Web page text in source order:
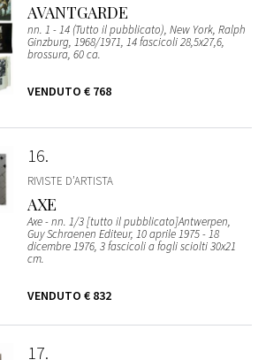
AVANTGARDE
nn. 1 - 14 (Tutto il pubblicato), New York, Ralph
Ginzburg, 1968/1971, 14 fascicoli 28,5x27,6,
brossura, 60 ca.
VENDUTO € 768
16
RIVISTE D’ARTISTA
AXE
Axe - nn. 1/3 [tutto il pubblicato]Antwerpen,
Guy Schraenen Editeur, 10 aprile 1975 - 18
dicembre 1976, 3 fascicoli a fogli sciolti 30x21
cm.
VENDUTO € 832
17